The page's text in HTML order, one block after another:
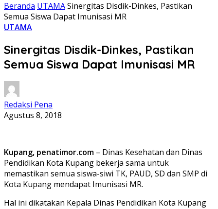
Beranda UTAMASinergitas Disdik-Dinkes, Pastikan
Semua Siswa Dapat Imunisasi MR
UTAMA
Sinergitas Disdik-Dinkes, Pastikan
Semua Siswa Dapat Imunisasi MR
Redaksi Pena
Agustus 8, 2018
Kupang, penatimor.com – Dinas Kesehatan dan Dinas
Pendidikan Kota Kupang bekerja sama untuk
memastikan semua siswa-siwi TK, PAUD, SD dan SMP di
Kota Kupang mendapat Imunisasi MR.
Hal ini dikatakan Kepala Dinas Pendidikan Kota Kupang